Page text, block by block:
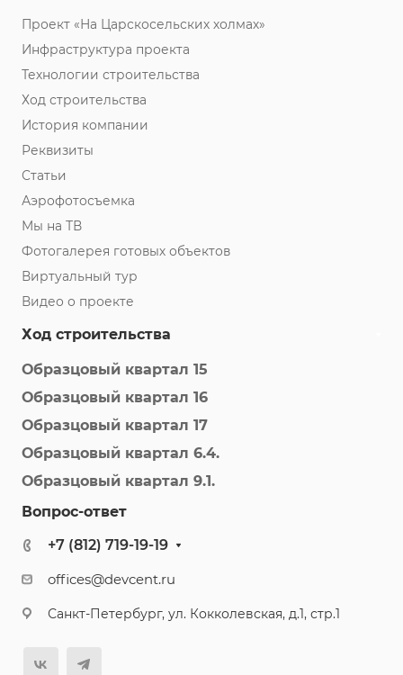
Проект «На Царскосельских холмах»
Инфраструктура проекта
Технологии строительства
Ход строительства
История компании
Реквизиты
Статьи
Аэрофотосъемка
Мы на ТВ
Фотогалерея готовых объектов
Виртуальный тур
Видео о проекте
Ход строительства
Образцовый квартал 15
Образцовый квартал 16
Образцовый квартал 17
Образцовый квартал 6.4.
Образцовый квартал 9.1.
Вопрос-ответ
+7 (812) 719-19-19
offices@devcent.ru
Санкт-Петербург, ул. Кокколевская, д.1, стр.1